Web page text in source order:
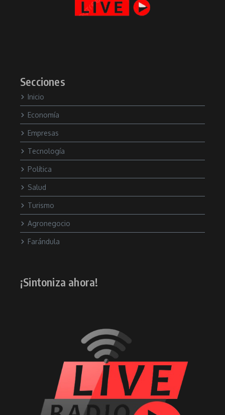
Secciones
Inicio
Economía
Empresas
Tecnología
Política
Salud
Turismo
Agronegocio
Farándula
¡Sintoniza ahora!